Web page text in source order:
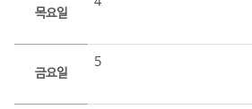
목요일
금요일
5